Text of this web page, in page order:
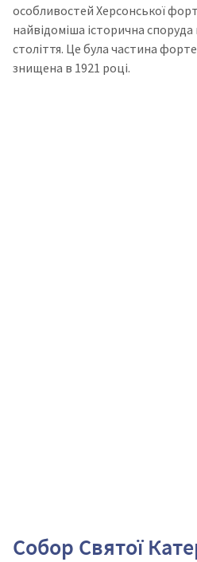
особливостей Херсонської
найвідоміша історична споруда
століття. Це була частина
знищена в 1921 році.
Собор Святої